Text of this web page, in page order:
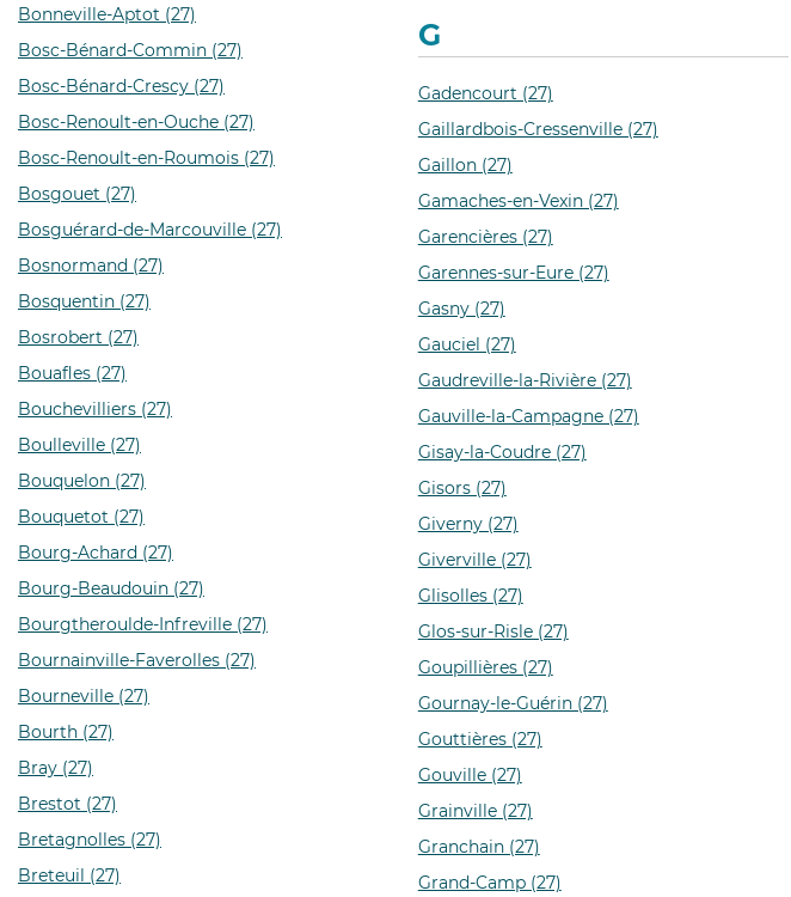
Bonneville-Aptot (27)
Bosc-Bénard-Commin (27)
Bosc-Bénard-Crescy (27)
Bosc-Renoult-en-Ouche (27)
Bosc-Renoult-en-Roumois (27)
Bosgouet (27)
Bosguérard-de-Marcouville (27)
Bosnormand (27)
Bosquentin (27)
Bosrobert (27)
Bouafles (27)
Bouchevilliers (27)
Boulleville (27)
Bouquelon (27)
Bouquetot (27)
Bourg-Achard (27)
Bourg-Beaudouin (27)
Bourgtheroulde-Infreville (27)
Bournainville-Faverolles (27)
Bourneville (27)
Bourth (27)
Bray (27)
Brestot (27)
Bretagnolles (27)
Breteuil (27)
G
Gadencourt (27)
Gaillardbois-Cressenville (27)
Gaillon (27)
Gamaches-en-Vexin (27)
Garencières (27)
Garennes-sur-Eure (27)
Gasny (27)
Gauciel (27)
Gaudreville-la-Rivière (27)
Gauville-la-Campagne (27)
Gisay-la-Coudre (27)
Gisors (27)
Giverny (27)
Giverville (27)
Glisolles (27)
Glos-sur-Risle (27)
Goupillières (27)
Gournay-le-Guérin (27)
Gouttières (27)
Gouville (27)
Grainville (27)
Granchain (27)
Grand-Camp (27)